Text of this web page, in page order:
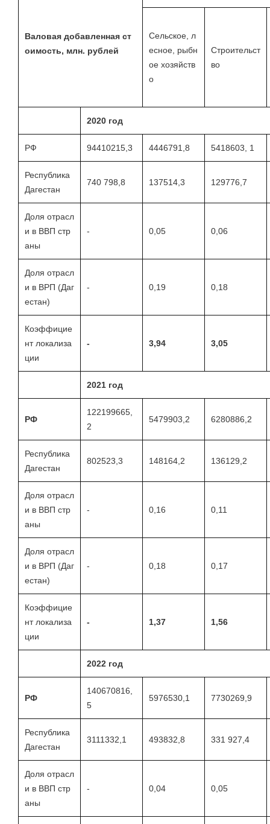
Валовая добавленная ст
оимость, млн. рублей
Сельское, л
есное, рыбн
ое хозяйств
о
Строительст
во
2020 год
РФ 94410215,3 4446791,8 5418603, 1
Республика
Дагестан
740 798,8 137514,3 129776,7
Доля отрасл
и в ВВП стр
аны
- 0,05 0,06
Доля отрасл
и в ВРП (Даг
естан)
- 0,19 0,18
Коэффицие
нт локализа
ции
- 3,94 3,05
2021 год
РФ
122199665,
2
5479903,2 6280886,2
Республика
Дагестан
802523,3 148164,2 136129,2
Доля отрасл
и в ВВП стр
аны
- 0,16 0,11
Доля отрасл
и в ВРП (Даг
естан)
- 0,18 0,17
Коэффицие
нт локализа
ции
- 1,37 1,56
2022 год
РФ
140670816,
5
5976530,1 7730269,9
Республика
Дагестан
3111332,1 493832,8 331 927,4
Доля отрасл
и в ВВП стр
аны
- 0,04 0,05